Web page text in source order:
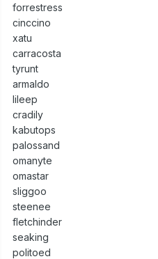
forrestress
cinccino
xatu
carracosta
tyrunt
armaldo
lileep
cradily
kabutops
palossand
omanyte
omastar
sliggoo
steenee
fletchinder
seaking
politoed